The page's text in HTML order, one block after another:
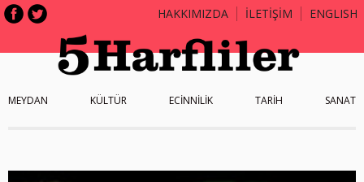
HAKKIMIZDA İLETİŞİM ENGLISH
MEYDAN KÜLTÜR ECİNNİLİK TARİH SANAT